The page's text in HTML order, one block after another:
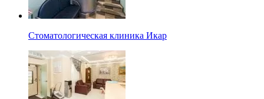
Стоматологическая клиника Икар